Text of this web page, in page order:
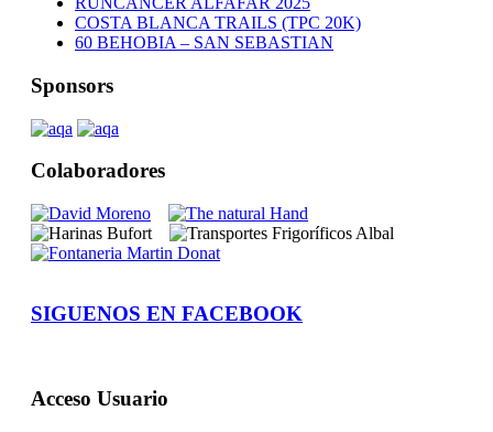
COSTA BLANCA TRAILS (TPC 20K)
60 BEHOBIA – SAN SEBASTIAN
Sponsors
Colaboradores
SIGUENOS EN FACEBOOK
Acceso Usuario